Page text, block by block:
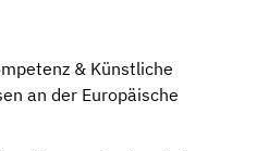
& Künstliche
an der Europäische